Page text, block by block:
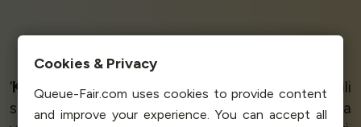
‘Kakovostni izdelekinzanesljiva storitev. Bili
smo presenečeni, kakohitroje bilo treba
Cookies & Privacy
Queue-Fair.com uses cookies to provide content
and improve your experience. You can accept all